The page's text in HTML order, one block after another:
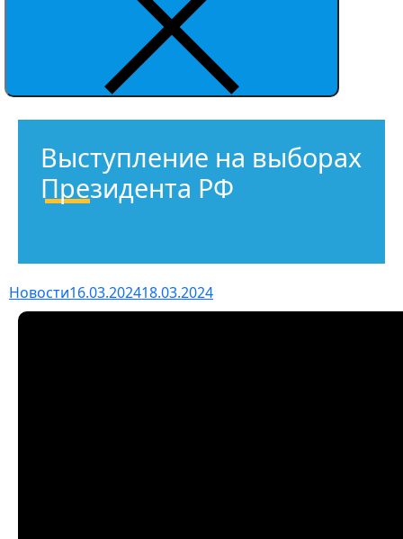
Выступление на выборах
Президента РФ
Новости16.03.202418.03.2024